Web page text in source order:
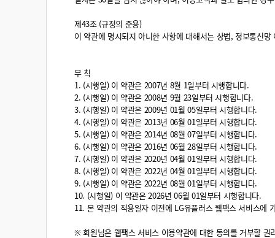
제43조 (규정의 준용)
이 약관에 명시되지 아니한 사항에 대해서는 상법, 정보통신
부 칙
1. (시행일) 이 약관은 2007년 8월 1일부터 시행합니다.
2. (시행일) 이 약관은 2008년 9월 23일부터 시행합니다.
3. (시행일) 이 약관은 2009년 01월 05일부터 시행합니다.
4. (시행일) 이 약관은 2013년 06월 01일부터 시행합니다.
5. (시행일) 이 약관은 2014년 08월 07일부터 시행합니다.
6. (시행일) 이 약관은 2016년 06월 28일부터 시행합니다.
7. (시행일) 이 약관은 2020년 04월 01일부터 시행합니다.
8. (시행일) 이 약관은 2022년 04월 01일부터 시행합니다.
9. (시행일) 이 약관은 2022년 08월 01일부터 시행합니다.
10. (시행일) 이 약관은 2026년 06월 01일부터 시행합니다.
11. 본 약관의 적용일자 이전에 LG유플러스 웹팩스 서비스에
※ 회원님은 웹팩스 서비스 이용약관에 대한 동의를 거부할